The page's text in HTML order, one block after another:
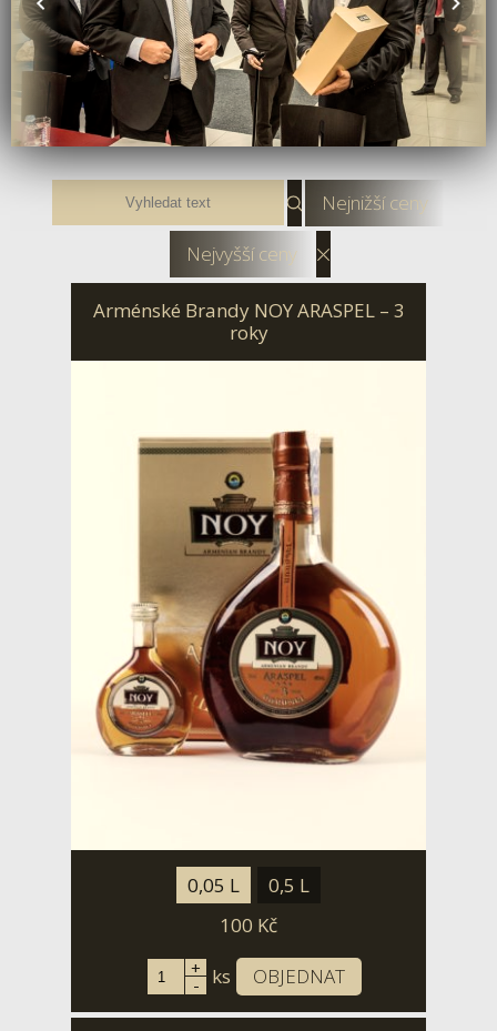
Nejnižší ceny
Nejvyšší ceny
Arménské Brandy NOY ARASPEL – 3
roky
0,05 L
0,5 L
100 Kč
+
- ks OBJEDNAT